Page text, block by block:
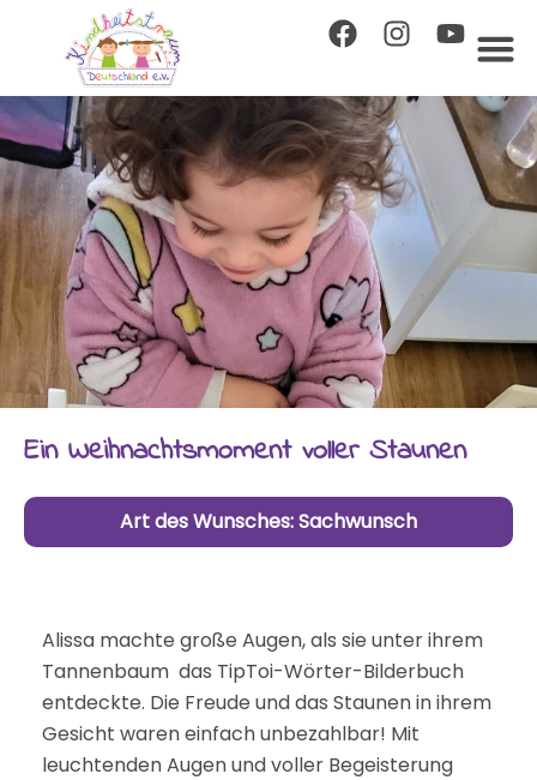
Ein Weihnachtsmoment voller Staunen
Art des Wunsches:Sachwunsch
Alissa machte große Augen, als sie unter ihrem
Tannenbaum das TipToi-Wörter-Bilderbuch
entdeckte. Die Freude und das Staunen in ihrem
Gesicht waren einfach unbezahlbar! Mit
leuchtenden Augen und voller Begeisterung